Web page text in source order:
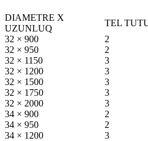
DIAMETRE X
UZUNLUQ
TEL
32 × 900
2
32 × 950
2
32 × 1150
3
32 × 1200
3
32 × 1500
3
32 × 1750
3
32 × 2000
3
34 × 900
2
34 × 950
2
34 × 1200
3